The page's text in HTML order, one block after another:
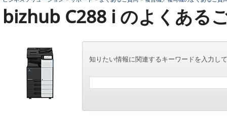
動
用
の
文
bizhub C288 i のよくある
知りたい情報に関連するキーワードを入力し